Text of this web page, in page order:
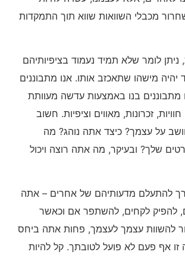
מכבלי השוואות שווא תוך התמקדות
ניתן לומר שלא תמיד נעמוד בציפיותיהם
מישהו שתאכזב אותו. אנו מתבוננים
מתבוננים בנו באמצעות עדשה מעוותת
זכרונות, מאווים וציפיות. חשוב
על עצמך? כיצד אתה נוהג? מה
שלך? ובעיקר, מה אתה רוצה ויכול
להתעלם מדעותיהם של אחרים – אתה
להפיק לקחים, להשתפר אם וכאשר
להשוות עצמך לעצמך, פחות אתה ביחס
זו אף פעם לא פועל לטובתך. קל להיות